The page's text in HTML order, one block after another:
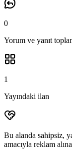
0
Yorum ve yanıt
1
Yayındaki ilan
Bu alanda sahipsiz,
amacıyla reklam